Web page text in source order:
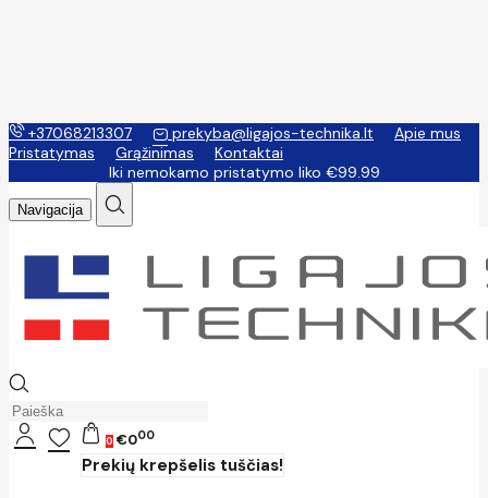
+37068213307 prekyba@ligajos-technika.lt
Apie mus
Pristatymas
Grąžinimas
Kontaktai
Iki nemokamo pristatymo liko €99.99
Navigacija
0 €000
Prekių krepšelis tuščias!